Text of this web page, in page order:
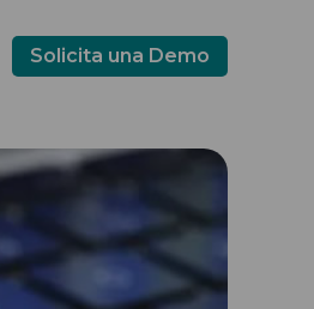
Solicita una Demo